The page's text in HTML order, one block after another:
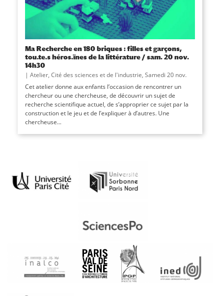
Ma Recherche en 180 briques : filles et garçons,
tou.te.s héros.ïnes de la littérature / sam. 20 nov.
14h30
| Atelier, Cité des sciences et de l'industrie, Samedi 20 nov.
Cet atelier donne aux enfants l’occasion de rencontrer un
chercheur ou une chercheuse, de découvrir un sujet de
recherche scientifique actuel, de s’approprier ce sujet par la
construction et le jeu et de l’expliquer à d’autres. Une
chercheuse...